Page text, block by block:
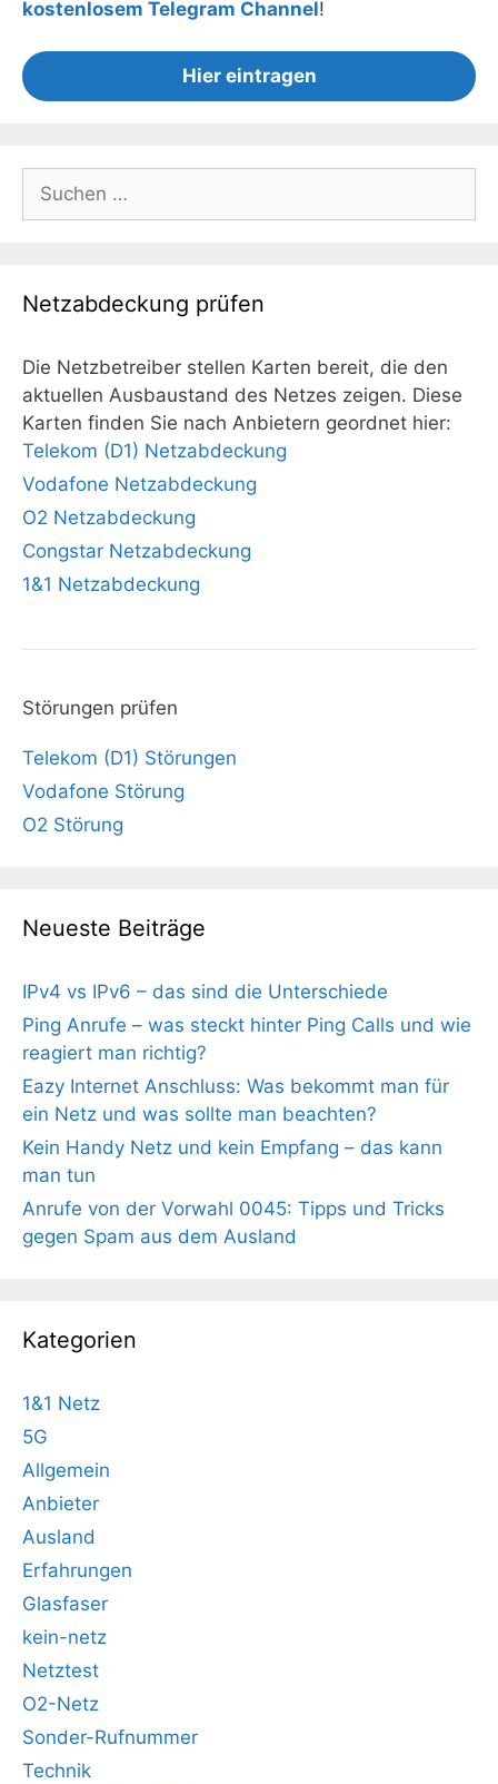
kostenlosem Telegram Channel!
Hier eintragen
Suchen
nach:
Netzabdeckung prüfen
Die Netzbetreiber stellen Karten bereit, die den
aktuellen Ausbaustand des Netzes zeigen. Diese
Karten finden Sie nach Anbietern geordnet hier:
Telekom (D1) Netzabdeckung
Vodafone Netzabdeckung
O2 Netzabdeckung
Congstar Netzabdeckung
1&1 Netzabdeckung
Störungen prüfen
Telekom (D1) Störungen
Vodafone Störung
O2 Störung
Neueste Beiträge
IPv4 vs IPv6 – das sind die Unterschiede
Ping Anrufe – was steckt hinter Ping Calls und wie
reagiert man richtig?
Eazy Internet Anschluss: Was bekommt man für
ein Netz und was sollte man beachten?
Kein Handy Netz und kein Empfang – das kann
man tun
Anrufe von der Vorwahl 0045: Tipps und Tricks
gegen Spam aus dem Ausland
Kategorien
1&1 Netz
5G
Allgemein
Anbieter
Ausland
Erfahrungen
Glasfaser
kein-netz
Netztest
O2-Netz
Sonder-Rufnummer
Technik